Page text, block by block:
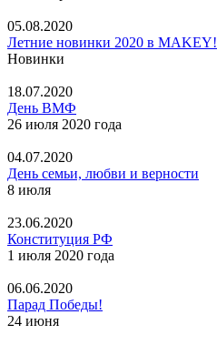
05.08.2020
Летние новинки 2020 в MAKEY!
Новинки
18.07.2020
День ВМФ
26 июля 2020 года
04.07.2020
День семьи, любви и верности
8 июля
23.06.2020
Конституция РФ
1 июля 2020 года
06.06.2020
Парад Победы!
24 июня